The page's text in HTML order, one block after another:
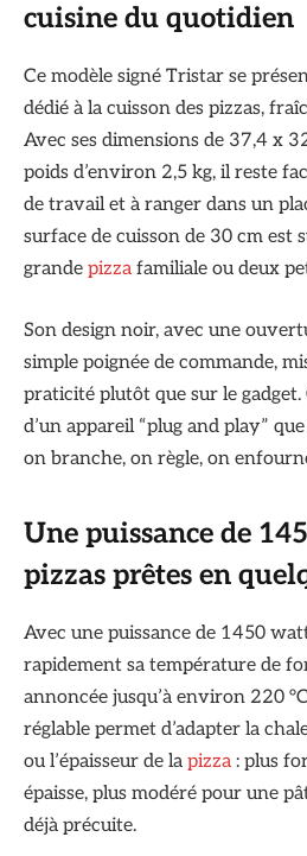
cuisine du quotidien
Ce modèle signé Tristar se
dédié à la cuisson des pizzas,
Avec ses dimensions de 37,4 x
poids d’environ 2,5 kg, il reste
de travail et à ranger dans un
surface de cuisson de 30 cm est
grande pizza familiale ou deux
Son design noir, avec une
simple poignée de commande,
praticité plutôt que sur le
d’un appareil “plug and play”
on branche, on règle, on
Une puissance de
pizzas prêtes en
Avec une puissance de 1450
rapidement sa température de
annoncée jusqu’à environ 220
réglable permet d’adapter la
ou l’épaisseur de la pizza : plus
épaisse, plus modéré pour une
déjà précuite.